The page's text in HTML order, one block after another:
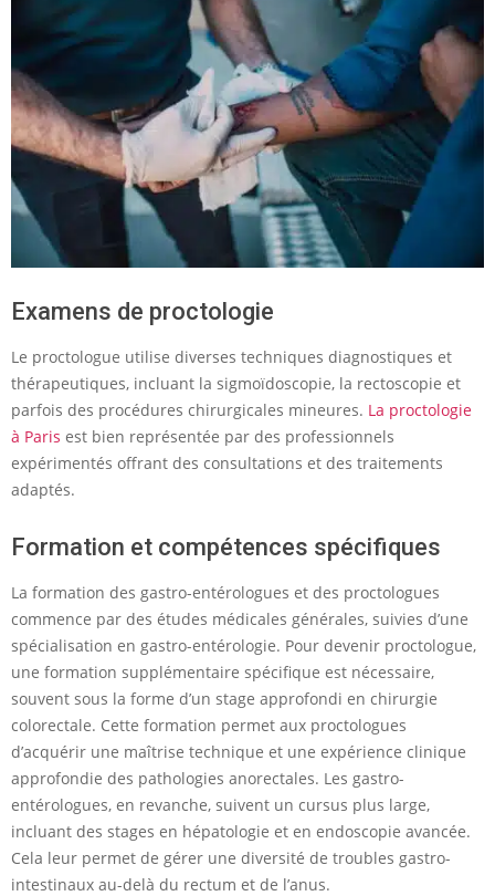
Examens de proctologie
Le proctologue utilise diverses techniques diagnostiques et
thérapeutiques, incluant la sigmoïdoscopie, la rectoscopie et
parfois des procédures chirurgicales mineures. La proctologie
à Paris est bien représentée par des professionnels
expérimentés offrant des consultations et des traitements
adaptés.
Formation et compétences spécifiques
La formation des gastro-entérologues et des proctologues
commence par des études médicales générales, suivies d’une
spécialisation en gastro-entérologie. Pour devenir proctologue,
une formation supplémentaire spécifique est nécessaire,
souvent sous la forme d’un stage approfondi en chirurgie
colorectale. Cette formation permet aux proctologues
d’acquérir une maîtrise technique et une expérience clinique
approfondie des pathologies anorectales. Les gastro-
entérologues, en revanche, suivent un cursus plus large,
incluant des stages en hépatologie et en endoscopie avancée.
Cela leur permet de gérer une diversité de troubles gastro-
intestinaux au-delà du rectum et de l’anus.